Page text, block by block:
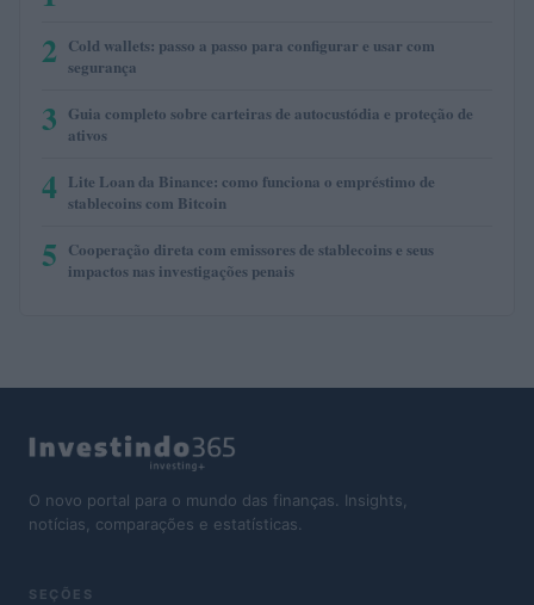
2 Cold wallets: passo a passo para configurar e usar com
segurança
3 Guia completo sobre carteiras de autocustódia e proteção de
ativos
4 Lite Loan da Binance: como funciona o empréstimo de
stablecoins com Bitcoin
5 Cooperação direta com emissores de stablecoins e seus
impactos nas investigações penais
O novo portal para o mundo das finanças. Insights,
notícias, comparações e estatísticas.
SEÇÕES